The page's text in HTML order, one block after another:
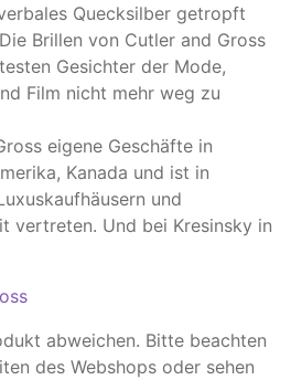
Quecksilber getropft
Brillen von Cutler and Gross
Gesichter der Mode,
Film nicht mehr weg zu
eigene Geschäfte in
Kanada und ist in
und
vertreten. Und bei Kresinsky in
abweichen. ​Bitte beachten
des Webshops oder sehen